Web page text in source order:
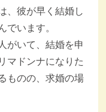
、彼が早く結婚し
でいます。
がいて、結婚を申
マドンナになりた
ものの、求婚の場